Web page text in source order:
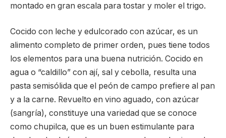
montado en gran escala para tostar y moler el trigo.
Cocido con leche y edulcorado con azúcar, es un
alimento completo de primer orden, pues tiene todos
los elementos para una buena nutrición. Cocido en
agua o “caldillo” con ají, sal y cebolla, resulta una
pasta semisólida que el peón de campo prefiere al pan
y a la carne. Revuelto en vino aguado, con azúcar
(sangría), constituye una variedad que se conoce
como chupilca, que es un buen estimulante para